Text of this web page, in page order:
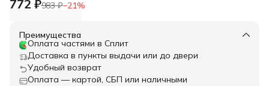
772 ₽983 ₽−21%
Преимущества
Оплата частями в Сплит
Доставка в пункты выдачи или до двери
Удобный возврат
Оплата — картой, СБП или наличными